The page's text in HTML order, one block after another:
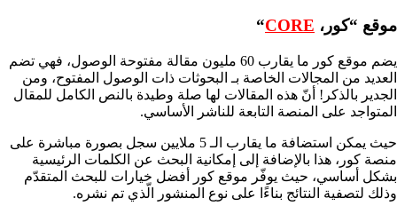
موقع “كور، CORE
“
يضم موقع كور ما يقارب 60 مليون مقالة مفتوحة الوصول، فهي تضم
العديد من المجالات الخاصة بـ البحوثات ذات الوصول المفتوح، ومن
الجدير بالذكر! أنّ هذه المقالات لها صلة وطيدة بالنص الكامل للمقال
المتواجد على المنصة التابعة للناشر الأساسي.
حيث يمكن استضافة ما يقارب الـ 5 ملايين سجل بصورة مباشرة على
منصة كور، هذا بالإضافة إلى إمكانية البحث عن الكلمات الرئيسية
بشكل أساسي، حيث يوفّر موقع كور أفضل خيارات للبحث المتقدّم
وذلك لتصفية النتائج بناءًا على نوع المنشور الّذي تم نشره.